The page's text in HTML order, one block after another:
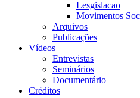
Lesgislacao
Movimentos
Arquivos
Publicações
Vídeos
Entrevistas
Seminários
Documentário
Créditos